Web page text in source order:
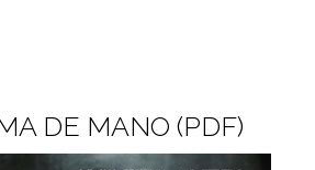
DE MANO (PDF)